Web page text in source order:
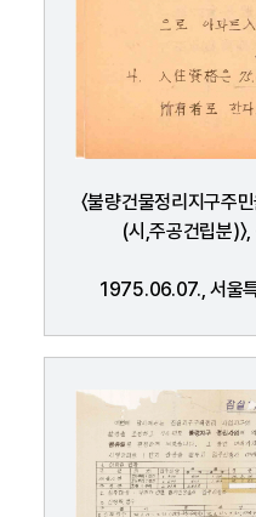
〈불량건물정리지구주
(시,주공건립분)〉,
1975.06.07., 서울